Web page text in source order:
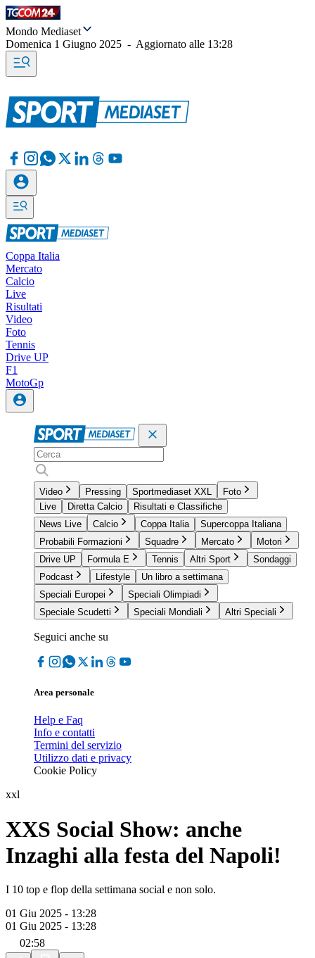
Mondo Mediaset
Domenica 1 Giugno 2025 - Aggiornato alle 13:28
Coppa Italia
Mercato
Calcio
Live
Risultati
Video
Foto
Tennis
Drive UP
F1
MotoGp
Video Pressing Sportmediaset XXL
Foto
Live
Diretta Calcio
Risultati e Classifiche
News Live
Calcio Coppa Italia
Supercoppa Italiana
Probabili Formazioni
Squadre Mercato
Motori
Drive UP
Formula E Tennis Altri Sport
Sondaggi
Podcast
Lifestyle
Un libro a settimana
Speciali Europei
Speciali Olimpiadi
Speciale Scudetti
Speciali Mondiali Altri Speciali
Seguici anche su
Area personale
Help e Faq
Info e contatti
Termini del servizio
Utilizzo dati e privacy
Cookie Policy
xxl
XXS Social Show: anche
Inzaghi alla festa del Napoli!
I 10 top e flop della settimana social e non solo.
01 Giu 2025 - 13:28
01 Giu 2025 - 13:28
02:58